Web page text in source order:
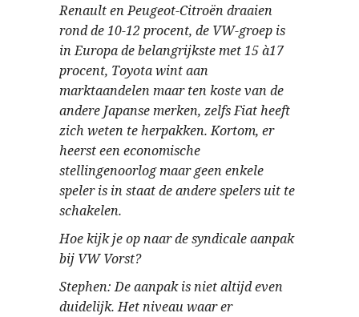
Renault en Peugeot-Citroën draaien
rond de 10-12 procent, de VW-groep is
in Europa de belangrijkste met 15 à17
procent, Toyota wint aan
marktaandelen maar ten koste van de
andere Japanse merken, zelfs Fiat heeft
zich weten te herpakken. Kortom, er
heerst een economische
stellingenoorlog maar geen enkele
speler is in staat de andere spelers uit te
schakelen.
Hoe kijk je op naar de syndicale aanpak
bij VW Vorst?
Stephen: De aanpak is niet altijd even
duidelijk. Het niveau waar er